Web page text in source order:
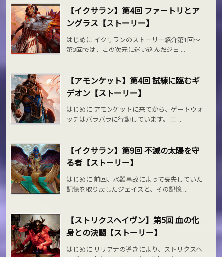
【イクサラン】第4回 ファートリとア
ングラス【ストーリー】
はじめに イクサランのストーリー紹介第1回～
第3回では、この次元に迷い込んだジェ ...
【アモンケット】第4回 試練に臨むギ
デオン【ストーリー】
はじめに アモンケットに来てから、ゲートウォ
ッチはバラバラに行動しています。 ニ ...
【イクサラン】第9回 不滅の太陽を守
る者【ストーリー】
はじめに 前回、水難事故によって喪失していた
記憶を取り戻したジェイスと、その記憶 ...
【ストリクスヘイヴン】第5回 血の化
身との決闘【ストーリー】
はじめに リリアナの導きにより、ストリクスヘ